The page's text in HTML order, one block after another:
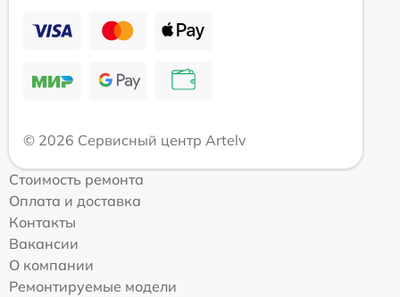
© 2026 Сервисный центр Artelv
Стоимость ремонта
Оплата и доставка
Контакты
Вакансии
О компании
Ремонтируемые модели